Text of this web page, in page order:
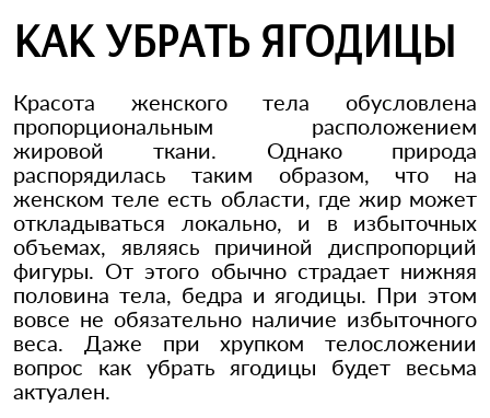
КАК УБРАТЬ ЯГОДИЦЫ
Красота женского тела обусловлена
пропорциональным расположением
жировой ткани. Однако природа
распорядилась таким образом, что на
женском теле есть области, где жир может
откладываться локально, и в избыточных
объемах, являясь причиной диспропорций
фигуры. От этого обычно страдает нижняя
половина тела, бедра и ягодицы. При этом
вовсе не обязательно наличие избыточного
веса. Даже при хрупком телосложении
вопрос как убрать ягодицы будет весьма
актуален.